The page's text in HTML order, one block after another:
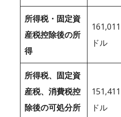
所得税・固定資
産税控除後の所
得
161,011
ドル
所得税、固定資
産税、消費税控
除後の可処分所
151,411
ドル